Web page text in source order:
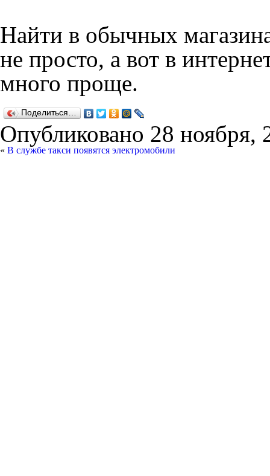
Найти в обычных
не просто, а вот в
много проще.
Поделиться…
Опубликовано 28 ноября,
« В службе такси появятся электромобили